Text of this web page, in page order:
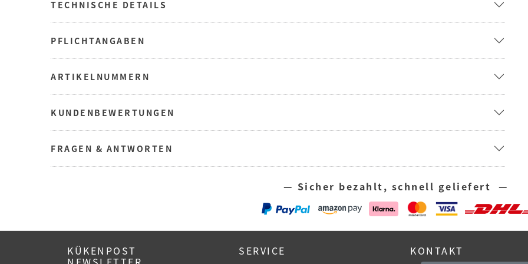
TECHNISCHE DETAILS
PFLICHTANGABEN
ARTIKELNUMMERN
KUNDENBEWERTUNGEN
FRAGEN & ANTWORTEN
— Sicher bezahlt, schnell geliefert —
KÜKENPOST SERVICE KONTAKT